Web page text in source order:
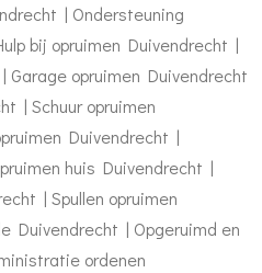
| Ondersteuning
bij opruimen Duivendrecht |
Garage opruimen Duivendrecht
| Schuur opruimen
Duivendrecht |
huis Duivendrecht |
| Spullen opruimen
Duivendrecht | Opgeruimd en
ordenen